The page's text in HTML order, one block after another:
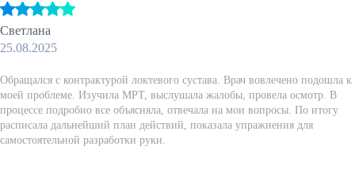
Светлана
25.08.2025
Обращался с контрактурой локтевого сустава. Врач вовлечено подошла к
моей проблеме. Изучила МРТ​, выслушала жалобы, провела осмотр. В
процессе подробно все объясняла, отвечала на мои вопросы. По итогу
расписала дальнейший план действий, показала упражнения для
самостоятельной разработки руки.